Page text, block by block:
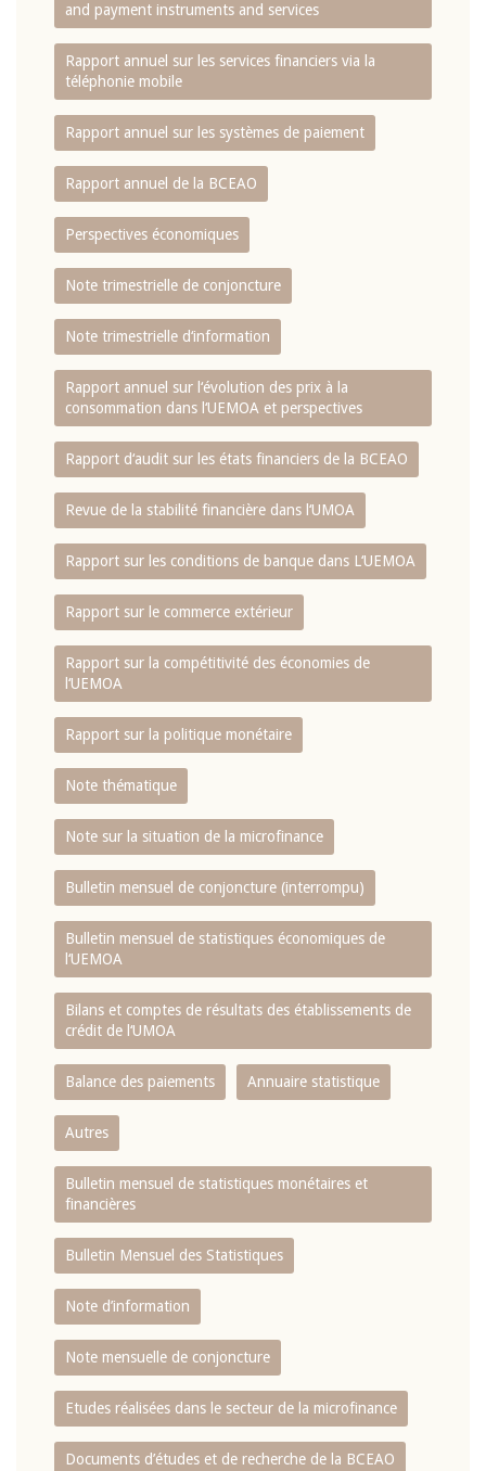
and payment instruments and services
Rapport annuel sur les services financiers via la
téléphonie mobile
Rapport annuel sur les systèmes de paiement
Rapport annuel de la BCEAO
Perspectives économiques
Note trimestrielle de conjoncture
Note trimestrielle d‘information
Rapport annuel sur l‘évolution des prix à la
consommation dans l‘UEMOA et perspectives
Rapport d‘audit sur les états financiers de la BCEAO
Revue de la stabilité financière dans l‘UMOA
Rapport sur les conditions de banque dans L‘UEMOA
Rapport sur le commerce extérieur
Rapport sur la compétitivité des économies de
l‘UEMOA
Rapport sur la politique monétaire
Note thématique
Note sur la situation de la microfinance
Bulletin mensuel de conjoncture (interrompu)
Bulletin mensuel de statistiques économiques de
l‘UEMOA
Bilans et comptes de résultats des établissements de
crédit de l‘UMOA
Balance des paiements Annuaire statistique
Autres
Bulletin mensuel de statistiques monétaires et
financières
Bulletin Mensuel des Statistiques
Note d’information
Note mensuelle de conjoncture
Etudes réalisées dans le secteur de la microfinance
Documents d’études et de recherche de la BCEAO